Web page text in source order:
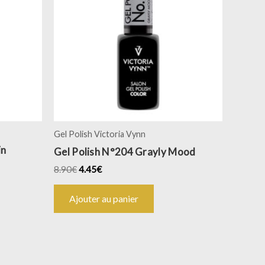
Gel Polish Victoria Vynn
Gel Polish N°204 Grayly Mood
8.90€4.45€
Ajouter au panier